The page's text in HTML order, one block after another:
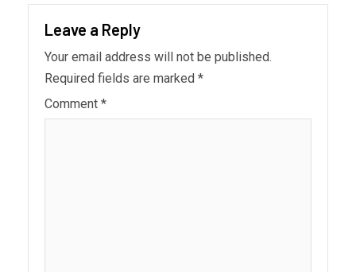
Leave a Reply
Your email address will not be published.
Required fields are marked *
Comment *